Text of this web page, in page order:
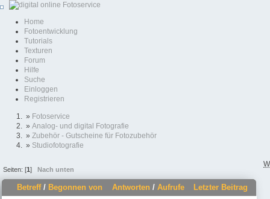
Home
Fotoentwicklung
Tutorials
Texturen
Forum
Hilfe
Suche
Einloggen
Registrieren
» Fotoservice
» Analog- und digital Fotografie
» Zubehör - Gutscheine für Fotozubehör
» Studiofotografie
Seiten: [1] Nach unten
Betreff/ Begonnen von Antworten / Aufrufe
Letzter Beitrag